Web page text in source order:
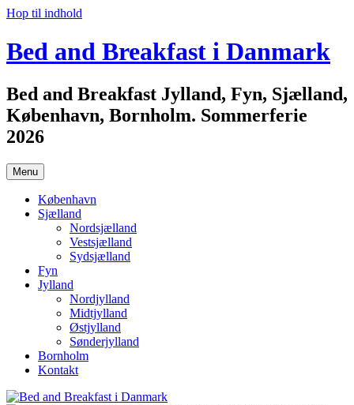
Hop til indhold
Bed and Breakfast i Danmark
Bed and Breakfast Jylland, Fyn, Sjælland,
København, Bornholm. Sommerferie
2026
Menu
København
Sjælland
Nordsjælland
Vestsjælland
Sydsjælland
Fyn
Jylland
Nordjylland
Midtjylland
Østjylland
Sønderjylland
Bornholm
Kontakt